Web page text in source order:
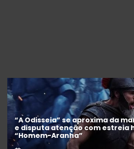
Festival de Cinema de
concorrentes e homenagens a
Cândido e Selton Mello